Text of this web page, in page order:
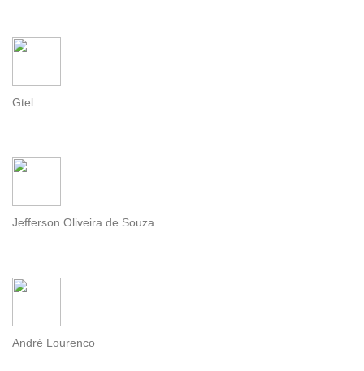
Gtel
Jefferson Oliveira de Souza
André Lourenco